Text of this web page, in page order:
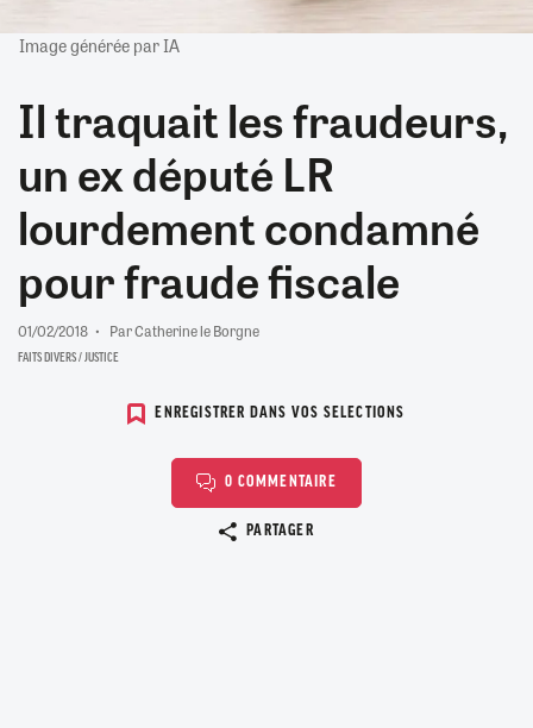
Image générée par IA
Il traquait les fraudeurs,
un ex député LR
lourdement condamné
pour fraude fiscale
01/02/2018 Par Catherine le Borgne
FAITS DIVERS / JUSTICE
ENREGISTRER DANS VOS SELECTIONS
0 COMMENTAIRE
PARTAGER